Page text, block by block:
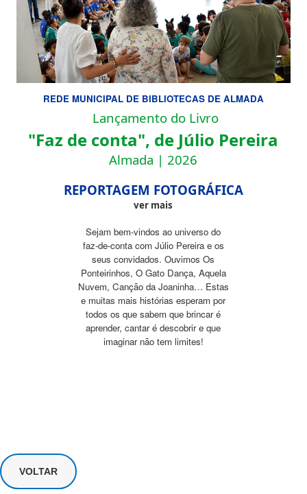
REDE MUNICIPAL DE BIBLIOTECAS DE ALMADA
Lançamento do Livro
"Faz de conta", de Júlio Pereira
Almada | 2026
REPORTAGEM FOTOGRÁFICA
ver mais
Sejam bem-vindos ao universo do
faz-de-conta com Júlio Pereira e os
seus convidados. Ouvimos Os
Ponteirinhos, O Gato Dança, Aquela
Nuvem, Canção da Joaninha… Estas
e muitas mais histórias esperam por
todos os que sabem que brincar é
aprender, cantar é descobrir e que
imaginar não tem limites!
VOLTAR